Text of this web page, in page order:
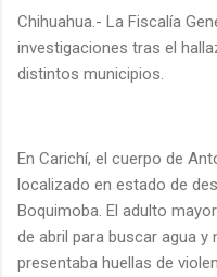
Chihuahua.- La Fiscalía
investigaciones tras el
distintos municipios.
En Carichí, el cuerpo de
localizado en estado de
Boquimoba. El adulto
de abril para buscar agua
presentaba huellas de